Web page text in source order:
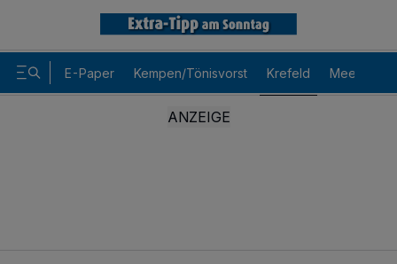
E-Paper Kempen/Tönisvorst Krefeld Meerbusch